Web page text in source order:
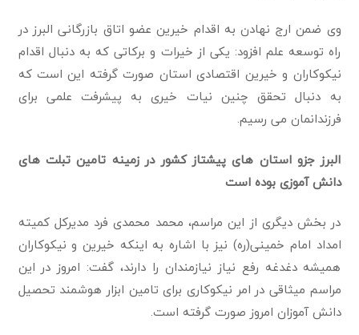
وی ضمن ارج نهادن به اقدام خیرین عضو اتاق بازرگانی البرز در
راه توسعه علم افزود: یکی از خیرات و برکاتی که به دنبال اقدام
نیکوکاران و خیرین اقتصادی استان صورت گرفته این است که
به دنبال تحقق چنین نیات خیری به پیشرفت علمی برای
فرزندانمان می رسیم.
البرز جزو استان های پیشتاز کشور در زمینه تامین تبلت های
دانش آموزی بوده است
در بخش دیگری از این مراسم، محمد محمدی فرد مدیرکل کمیته
امداد امام خمینی(ره) نیز با اشاره به اینکه خیرین و نیکوکاران
همیشه دغدغه رفع نیاز نیازمندان را دارند، گفت: امروز در این
مراسم میثاقی در امر نیکوکاری برای تامین ابزار هوشمند تحصیل
دانش آموزان امروز صورت گرفته است.